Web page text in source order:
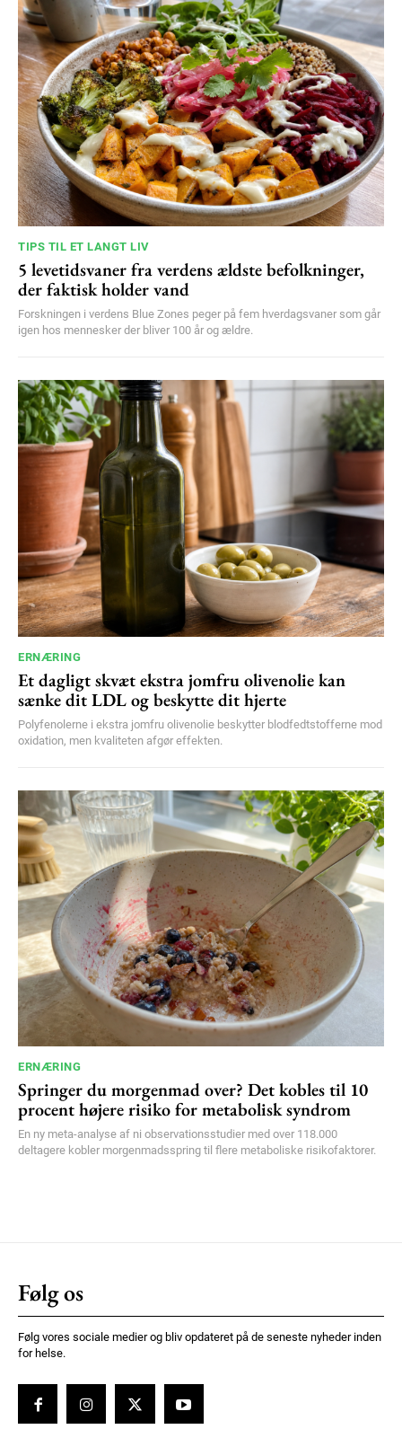
TIPS TIL ET LANGT LIV
5 levetidsvaner fra verdens ældste befolkninger,
der faktisk holder vand
Forskningen i verdens Blue Zones peger på fem hverdagsvaner som går
igen hos mennesker der bliver 100 år og ældre.
ERNÆRING
Et dagligt skvæt ekstra jomfru olivenolie kan
sænke dit LDL og beskytte dit hjerte
Polyfenolerne i ekstra jomfru olivenolie beskytter blodfedtstofferne mod
oxidation, men kvaliteten afgør effekten.
ERNÆRING
Springer du morgenmad over? Det kobles til 10
procent højere risiko for metabolisk syndrom
En ny meta-analyse af ni observationsstudier med over 118.000
deltagere kobler morgenmadsspring til flere metaboliske risikofaktorer.
Følg os
Følg vores sociale medier og bliv opdateret på de seneste nyheder inden
for helse.